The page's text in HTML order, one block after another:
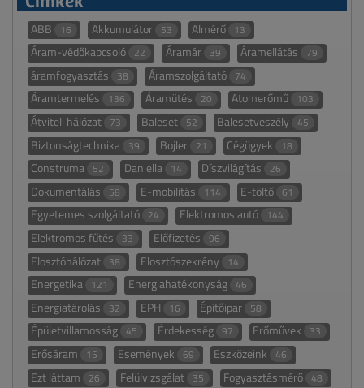
ABB 16 Akkumulátor 53 Almérő 13
Áram-védőkapcsoló 22 Áramár 39 Áramellátás 79
áramfogyasztás 38 Áramszolgáltató 74
Áramtermelés 136 Áramütés 20 Atomerőmű 103
Átviteli hálózat 73 Baleset 52 Balesetveszély 45
Biztonságtechnika 39 Bojler 21 Cégügyek 18
Construma 52 Daniella 14 Díszvilágítás 26
Dokumentálás 58 E-mobilitás 114 E-töltő 61
Egyetemes szolgáltató 24 Elektromos autó 144
Elektromos fűtés 33 Előfizetés 96
Elosztóhálózat 38 Elosztószekrény 14
Energetika 121 Energiahatékonyság 46
Energiatárolás 32 EPH 16 Építőipar 58
Épületvillamosság 45 Érdekesség 97 Erőművek 33
Erősáram 15 Események 69 Eszközeink 46
Ezt láttam 26 Felülvizsgálat 35 Fogyasztásmérő 48